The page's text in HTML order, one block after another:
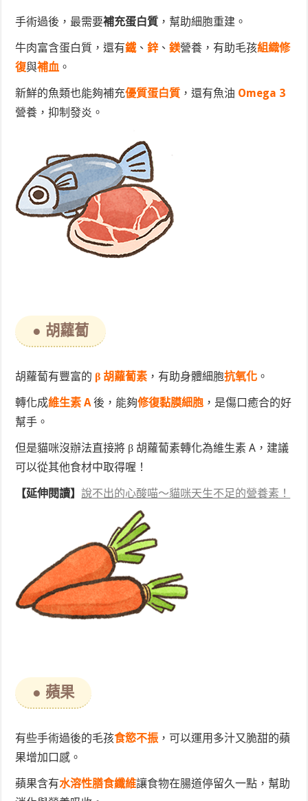
手術過後，最需要補充蛋白質 ，幫助細胞重建。
牛肉富含蛋白質，還有鐵、鋅 、鎂營養，有助毛孩組織修
復與補血 。
新鮮的魚類也能夠補充優質蛋白質 ，還有魚油 Omega 3
營養，抑制發炎。
● 胡蘿蔔
胡蘿蔔有豐富的 β 胡蘿蔔素 ，有助身體細胞抗氧化 。
轉化成維生素 A後，能夠修復黏膜細胞 ，是傷口癒合的好
幫手。
但是貓咪沒辦法直接將 β 胡蘿蔔素轉化為維生素 A，建議
可以從其他食材中取得喔！
【延伸閱讀】說不出的心酸喵～貓咪天生不足的營養素！
● 蘋果
有些手術過後的毛孩食慾不振 ，可以運用多汁又脆甜的蘋
果增加口感。
蘋果含有水溶性膳食纖維讓食物在腸道停留久一點，幫助